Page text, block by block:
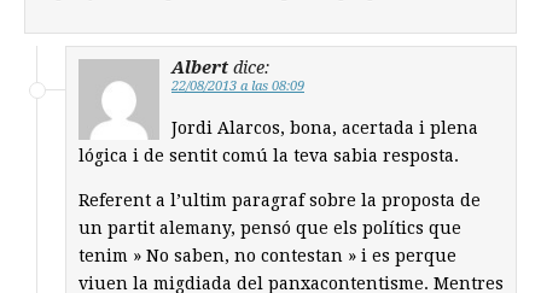
Albert dice:
22/08/2013 a las 08:09
Jordi Alarcos, bona, acertada i plena
lógica i de sentit comú la teva sabia resposta.
Referent a l’ultim paragraf sobre la proposta de
un partit alemany, pensó que els polítics que
tenim » No saben, no contestan » i es perque
viuen la migdiada del panxacontentisme. Mentres